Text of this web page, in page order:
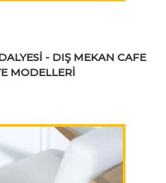
- DIŞ MEKAN CAFE
MODELLERİ